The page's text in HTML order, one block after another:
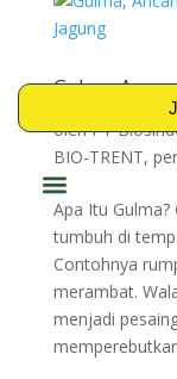
Gulma,
olehPT
BIO-TRENT,
Apa Itu
tumbuh di
Contohnya
merambat.
menjadi